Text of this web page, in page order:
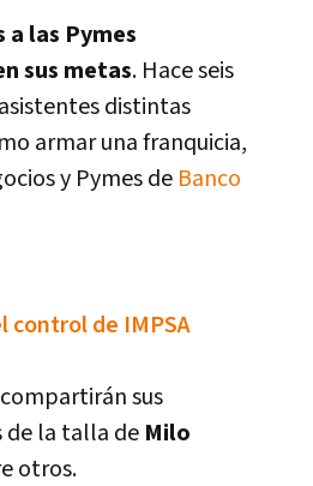
las Pymes
sus metas. Hace seis
distintas
armar una franquicia,
y Pymes de Banco
control de IMPSA
sus
de la talla de Milo
otros.